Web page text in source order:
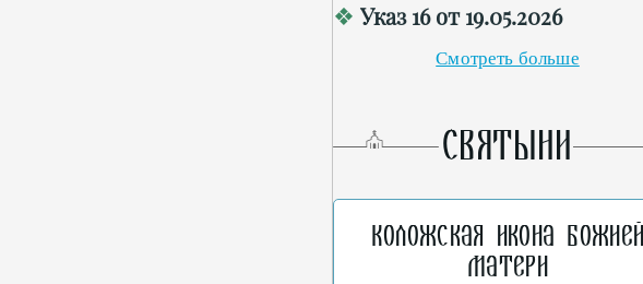
Указ 16 от 19.05.2026
Смотреть больше
СВЯТЫНИ
Коложская икона
Матери